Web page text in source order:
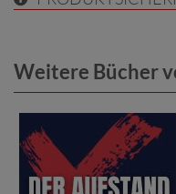
Weitere Bücher